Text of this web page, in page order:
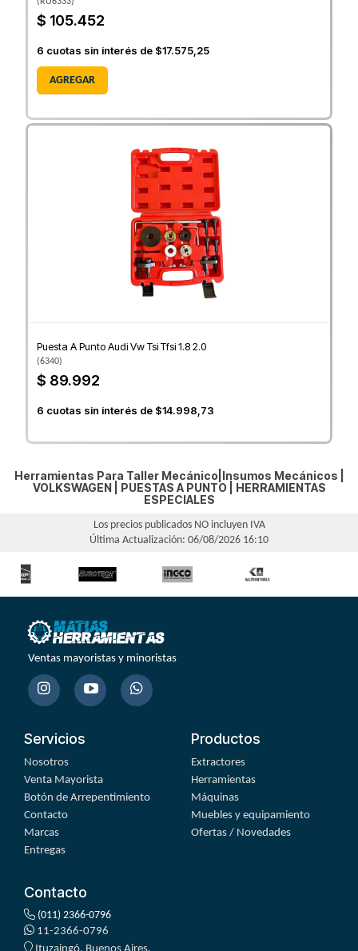
(RU6333)
$ 105.452
6 cuotas sin interés de $17.575,25
AGREGAR
Puesta A Punto Audi Vw Tsi Tfsi 1.8 2.0
(6340)
$ 89.992
6 cuotas sin interés de $14.998,73
Herramientas Para Taller Mecánico|Insumos Mecánicos |
VOLKSWAGEN| PUESTAS A PUNTO
HERRAMIENTAS
ESPECIALES
Los precios publicados NO incluyen IVA
Última Actualización: 06/08/2026 16:10
Ventas mayoristas y minoristas
Servicios
Nosotros
Venta Mayorista
Botón de Arrepentimiento
Contacto
Marcas
Entregas
Productos
Extractores
Herramientas
Máquinas
Muebles y equipamiento
Ofertas / Novedades
Contacto
(011) 2366-0796
11-2366-0796